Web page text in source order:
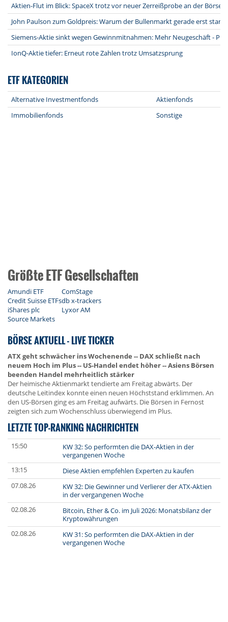
Aktien-Flut im Blick: SpaceX trotz vor neuer Zerreißprobe an der Börse
John Paulson zum Goldpreis: Warum der Bullenmarkt gerade erst
Siemens-Aktie sinkt wegen Gewinnmitnahmen: Mehr Neugeschäft -
IonQ-Aktie tiefer: Erneut rote Zahlen trotz Umsatzsprung
ETF KATEGORIEN
Alternative Investmentfonds
Aktienfonds
Immobilienfonds
Sonstige
Größte ETF Gesellschaften
Amundi ETF
ComStage
Credit Suisse ETFsdb x-trackers
iShares plc
Lyxor AM
Source Markets
BÖRSE AKTUELL - LIVE TICKER
ATX geht schwächer ins Wochenende -- DAX schließt nach
neuem Hoch im Plus -- US-Handel endet höher -- Asiens Börsen
beenden Handel mehrheitlich stärker
Der heimische Aktienmarkt tendierte am Freitag abwärts. Der
deutsche Leitindex konnte einen neuen Höchststand erklimmen. An
den US-Börsen ging es am Freitag aufwärts. Die Börsen in Fernost
zeigten sich zum Wochenschluss überwiegend im Plus.
LETZTE TOP-RANKING NACHRICHTEN
15:50
KW 32: So performten die DAX-Aktien in der
vergangenen Woche
13:15
Diese Aktien empfehlen Experten zu kaufen
07.08.26
KW 32: Die Gewinner und Verlierer der ATX-Aktien
in der vergangenen Woche
02.08.26
Bitcoin, Ether & Co. im Juli 2026: Monatsbilanz der
Kryptowährungen
02.08.26
KW 31: So performten die DAX-Aktien in der
vergangenen Woche